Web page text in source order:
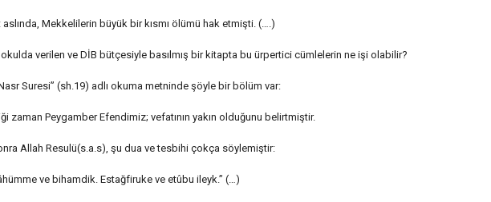
aslında, Mekkelilerin büyük bir kısmı ölümü hak etmişti. (….)
verilen ve DİB bütçesiyle basılmış bir kitapta bu ürpertici cümlelerin ne işi olabilir?
Suresi” (sh.19) adlı okuma metninde şöyle bir bölüm var:
zaman Peygamber Efendimiz; vefatının yakın olduğunu belirtmiştir.
Allah Resulü(s.a.s), şu dua ve tesbihi çokça söylemiştir:
ve bihamdik. Estağfiruke ve etûbu ileyk.” (…)